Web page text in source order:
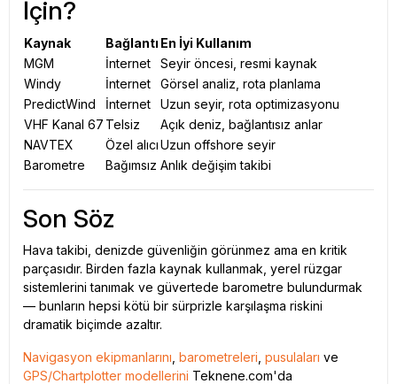
İçin?
Kaynak Bağlantı En İyi Kullanım
MGM
İnternet
Seyir öncesi, resmi kaynak
Windy
İnternet
Görsel analiz, rota planlama
PredictWind
İnternet
Uzun seyir, rota optimizasyonu
VHF Kanal 67 Telsiz
Açık deniz, bağlantısız anlar
NAVTEX
Özel alıcıUzun offshore seyir
Barometre
Bağımsız Anlık değişim takibi
Son Söz
Hava takibi, denizde güvenliğin görünmez ama en kritik
parçasıdır. Birden fazla kaynak kullanmak, yerel rüzgar
sistemlerini tanımak ve güvertede barometre bulundurmak
— bunların hepsi kötü bir sürprizle karşılaşma riskini
dramatik biçimde azaltır.
Navigasyon ekipmanlarını barometreleri pusulaları ve
GPS/Chartplotter modellerini Teknene.com'da